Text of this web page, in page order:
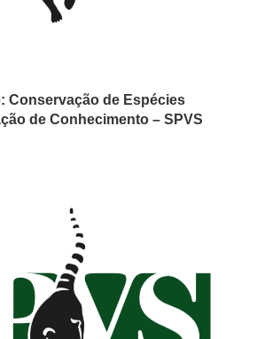
Conservação de Espécies
de Conhecimento – SPVS